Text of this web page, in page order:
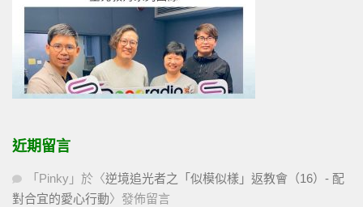
近期留言
「 Pinky 」於〈逆境追光者之「似模似樣」返教會（16）- 配
對合宜的愛心行動〉發佈留言